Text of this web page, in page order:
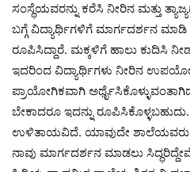
ಸಂಸ್ಥೆಯವರನ್ನು ಕರೆಸಿ ನೀರಿನ ಮತ್ತು
ಬಗ್ಗೆ ವಿದ್ಯಾರ್ಥಿಗಳಿಗೆ ಮಾರ್ಗದರ್ಶನ
ರೂಪಿಸಿದ್ದಾರೆ. ಮಕ್ಕಳಿಗೆ ಹಾಲು ಕುದಿಸಿ
ಇದರಿಂದ ವಿದ್ಯಾರ್ಥಿಗಳು ನೀರಿನ
ಪ್ರಾಯೋಗಿಕವಾಗಿ
ಬೇಕಾದರೂ ಇದನ್ನು
ಉಳಿತಾಯವಿದೆ. ಯಾವುದೇ ಶಾಲೆಯವರು
ನಾವು ಮಾರ್ಗದರ್ಶನ ಮಾಡಲು